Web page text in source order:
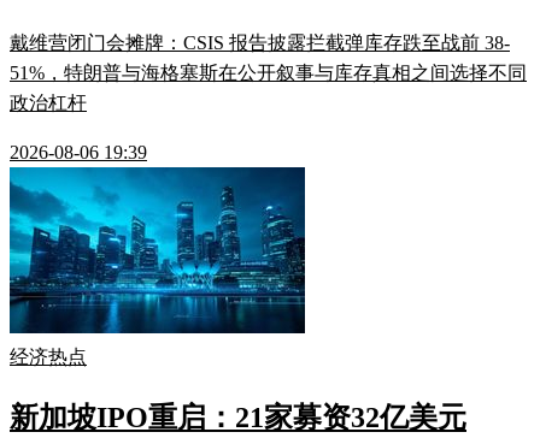
戴维营闭门会摊牌：CSIS 报告披露拦截弹库存跌至战前 38-
51%，特朗普与海格塞斯在公开叙事与库存真相之间选择不同
政治杠杆
2026-08-06 19:39
经济热点
新加坡IPO重启：21家募资32亿美元